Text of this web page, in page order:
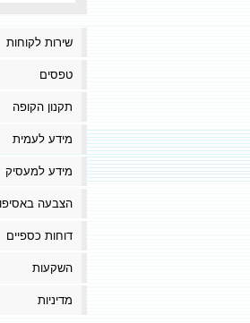
שירות לקוחות
טפסים
תקנון הקופה
מידע לעמית
מידע למעסיק
הצבעה
דוחות כספיים
השקעות
מדיניות